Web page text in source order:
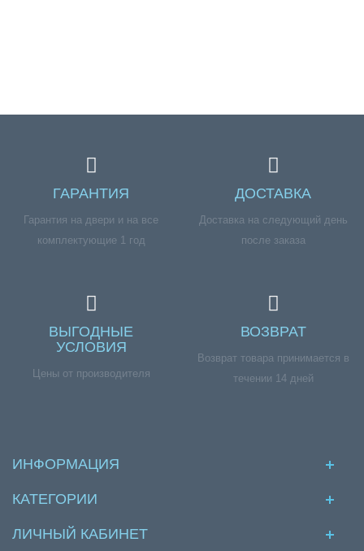
ГАРАНТИЯ
Гарантия на двери и на все
комплектующие 1 год
ДОСТАВКА
Доставка на следующий день
после заказа
ВЫГОДНЫЕ
УСЛОВИЯ
Цены от производителя
ВОЗВРАТ
Возврат товара принимается в
течении 14 дней
ИНФОРМАЦИЯ
КАТЕГОРИИ
ЛИЧНЫЙ КАБИНЕТ